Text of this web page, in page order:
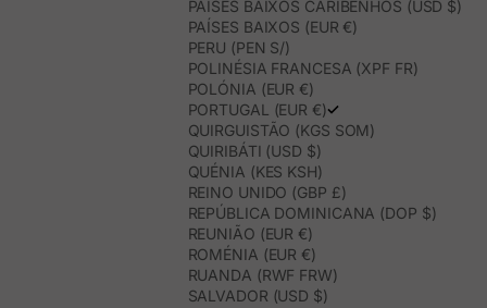
PAÍSES BAIXOS CARIBENHOS (USD $)
PAÍSES BAIXOS (EUR €)
PERU (PEN S/)
POLINÉSIA FRANCESA (XPF FR)
POLÓNIA (EUR €)
PORTUGAL (EUR €)
QUIRGUISTÃO (KGS SOM)
QUIRIBÁTI (USD $)
QUÉNIA (KES KSH)
REINO UNIDO (GBP £)
REPÚBLICA DOMINICANA (DOP $)
REUNIÃO (EUR €)
ROMÉNIA (EUR €)
RUANDA (RWF FRW)
SALVADOR (USD $)